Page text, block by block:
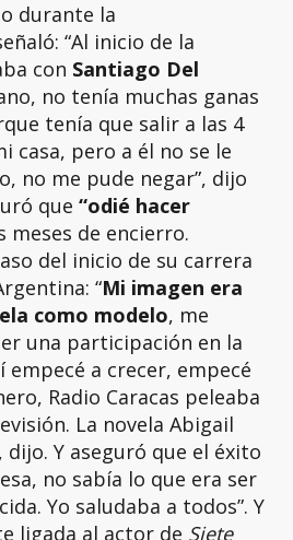
durante la
“Al inicio de la
con Santiago Del
no tenía muchas ganas
tenía que salir a las 4
casa, pero a él no se le
no me pude negar”, dijo
que “odié hacer
meses de encierro.
del inicio de su carrera
“Mi imagen era
como modelo, me
una participación en la
a crecer, empecé
Radio Caracas peleaba
La novela Abigail
Y aseguró que el éxito
no sabía lo que era ser
Yo saludaba a todos”. Y
ligada al actor de Siete